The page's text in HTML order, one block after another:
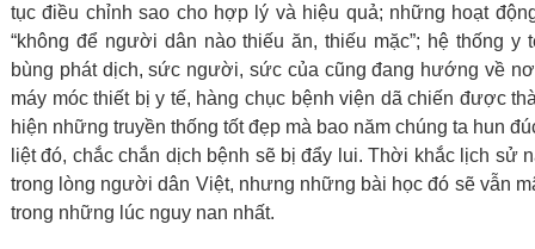
tục điều chỉnh sao cho hợp lý và hiệu quả; những hoạt
“không để người dân nào thiếu ăn, thiếu mặc”; hệ thống
bùng phát dịch, sức người, sức của cũng đang hướng về
máy móc thiết bị y tế, hàng chục bệnh viện dã chiến được
hiện những truyền thống tốt đẹp mà bao năm chúng ta hun
liệt đó, chắc chắn dịch bệnh sẽ bị đẩy lui. Thời khắc lịch sử
trong lòng người dân Việt, nhưng những bài học đó sẽ vẫn
trong những lúc nguy nan nhất.